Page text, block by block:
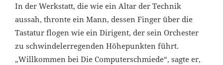
In der Werkstatt, die wie ein Altar der Technik
aussah, thronte ein Mann, dessen Finger über die
Tastatur flogen wie ein Dirigent, der sein Orchester
zu schwindelerregenden Höhepunkten führt.
„Willkommen bei Die Computerschmiede“, sagte er,